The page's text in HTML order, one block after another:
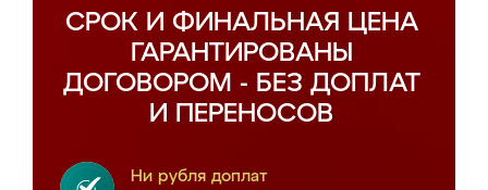
СРОК И ФИНАЛЬНАЯ ЦЕНА
ГАРАНТИРОВАНЫ
ДОГОВОРОМ - БЕЗ ДОПЛАТ
И ПЕРЕНОСОВ
Ни рубля доплат